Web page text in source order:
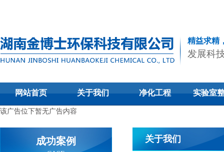
精益求精
发展科
网站首页 关于我们 净化工程 实验室
该广告位下暂无广告内容
成功案例 关于我们